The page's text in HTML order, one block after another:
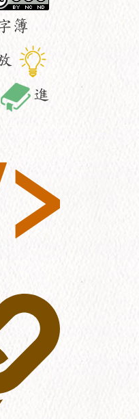
簿
進